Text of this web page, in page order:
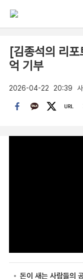
[김종석의 리
억 기부
2026-04-22 20:39